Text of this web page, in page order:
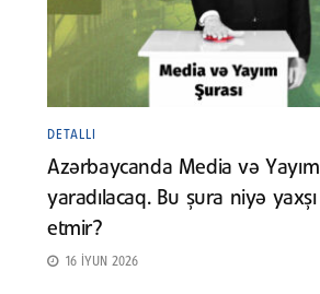
DETALLI
Azərbaycanda Media və Yayım
yaradılacaq. Bu şura niyə
etmir?
16 İYUN 2026